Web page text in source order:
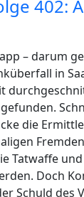
402:
– darum
in
die
Tatwaffe
Doch
Schuld des